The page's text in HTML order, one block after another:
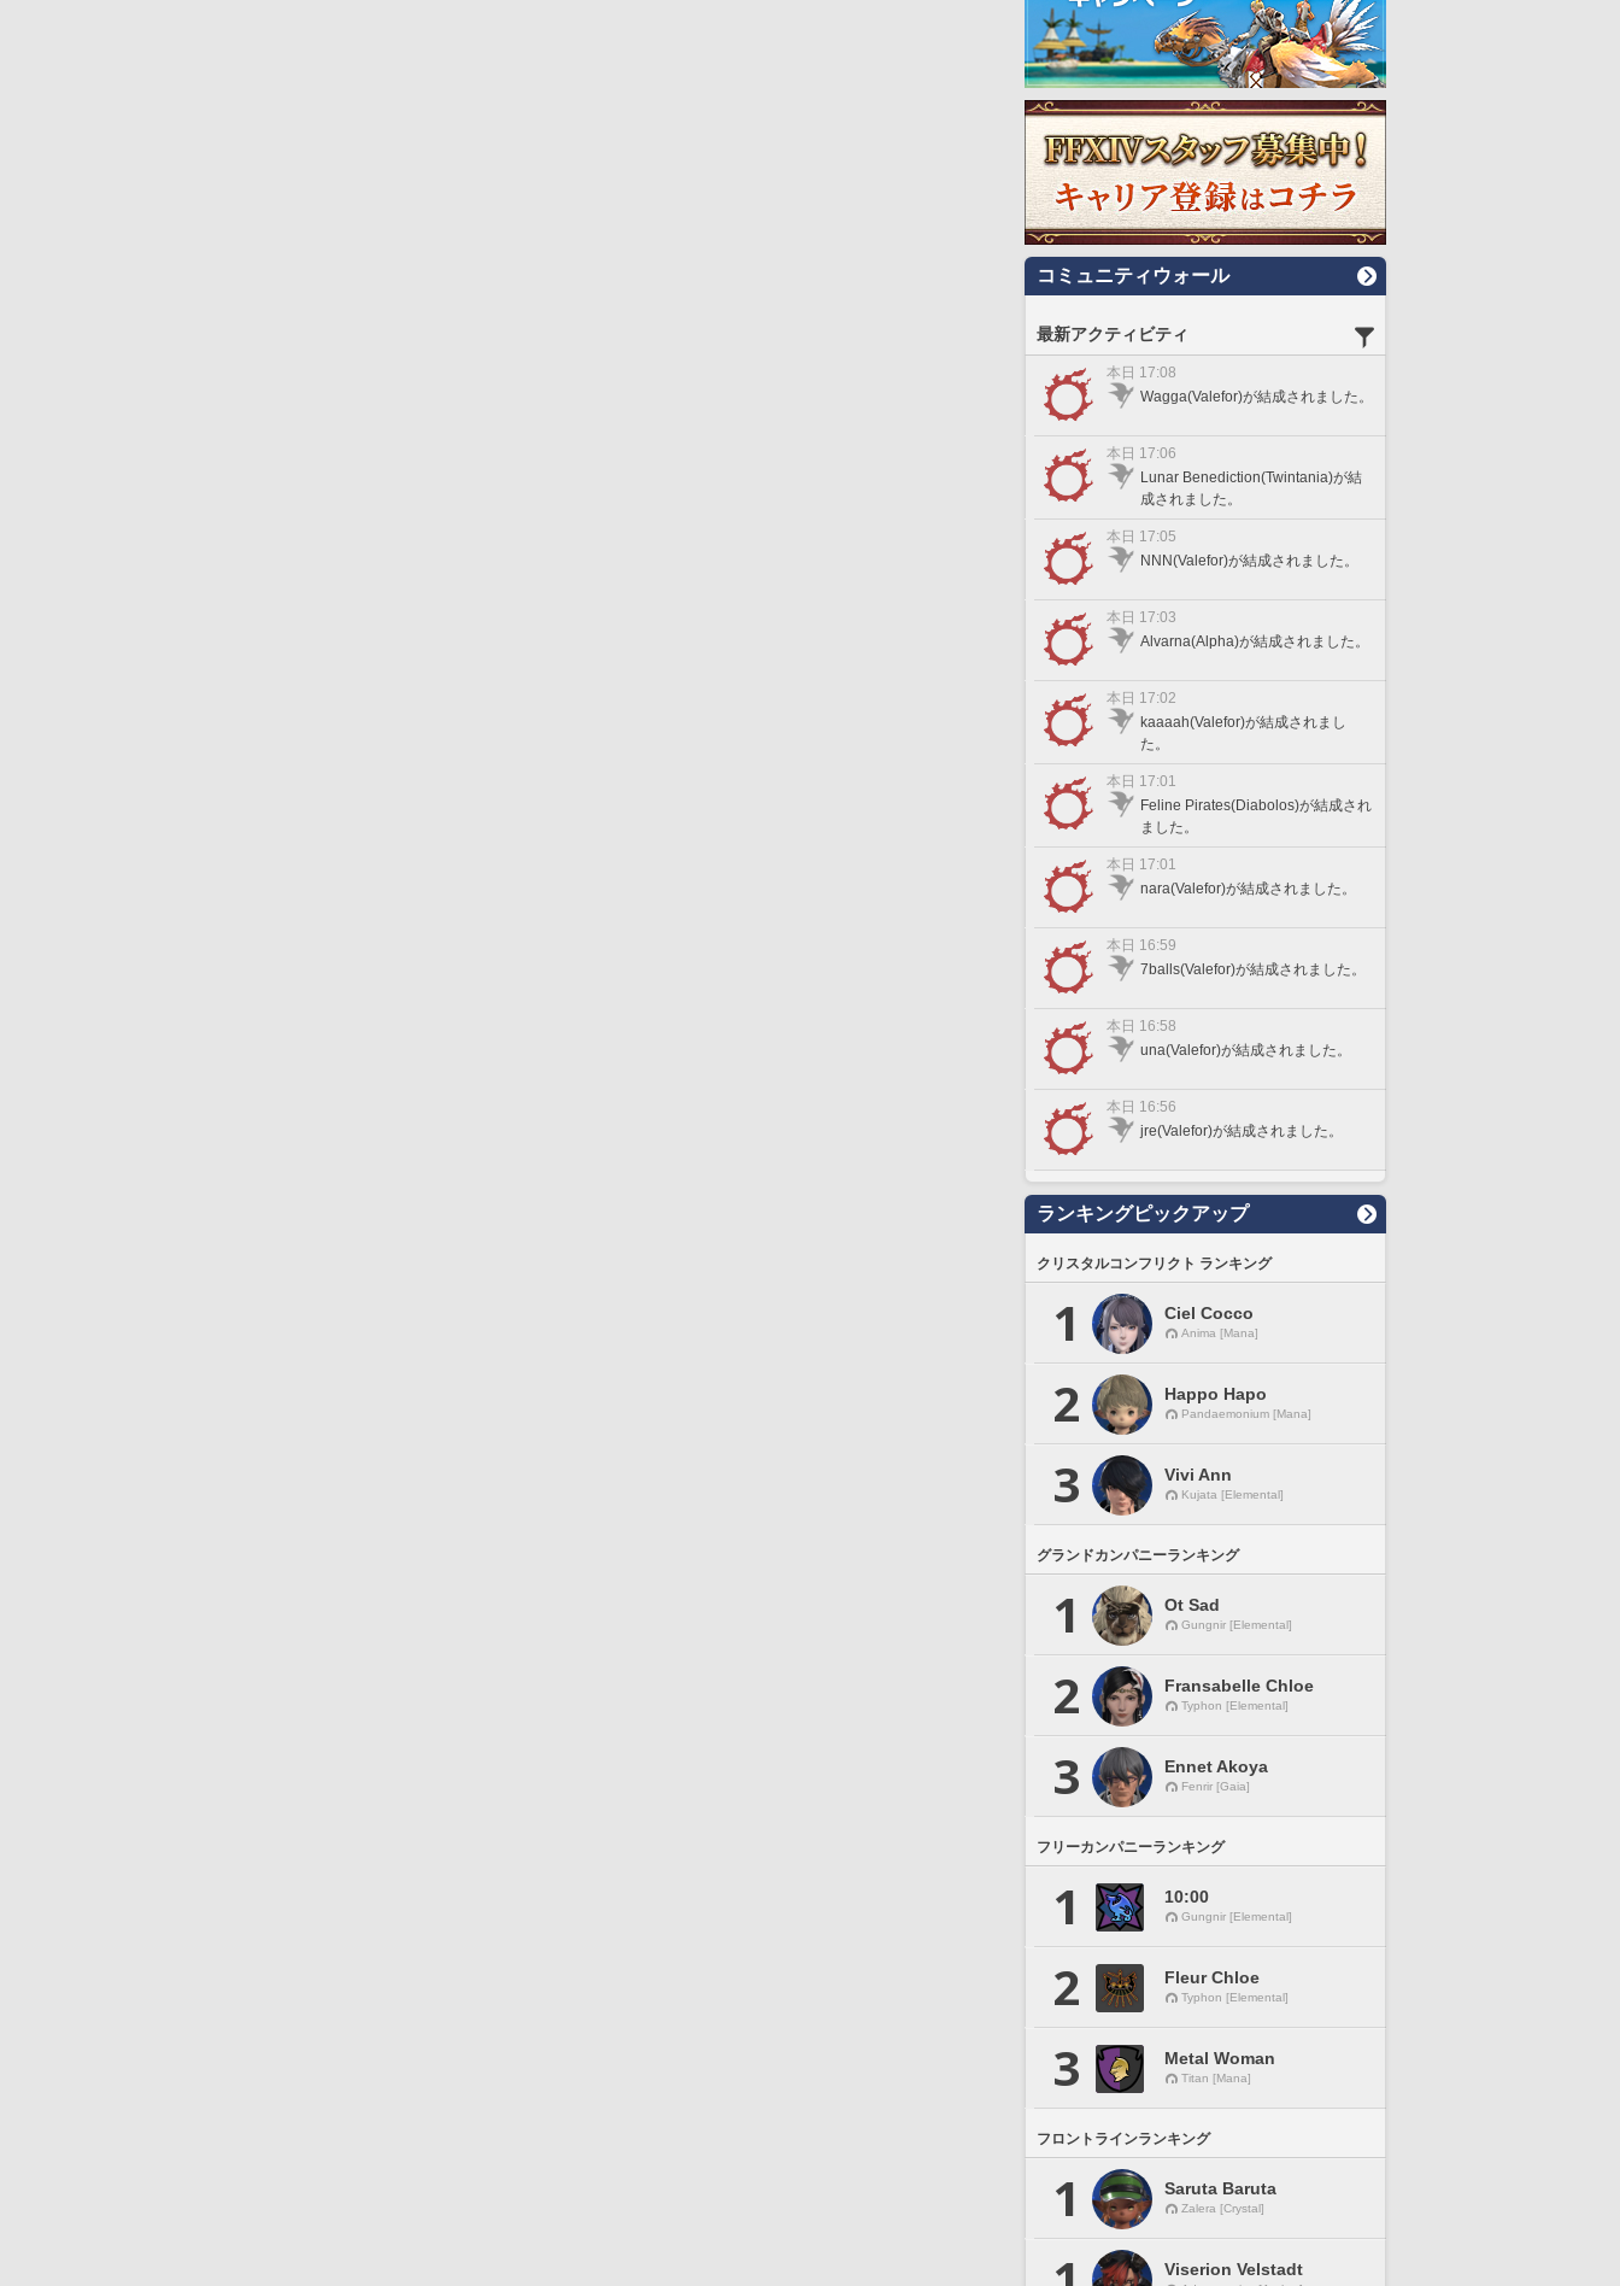
コミュニティウォール
最新アクティビティ
本日 17:08
Wagga(Valefor)が結成されました。
本日 17:06
Lunar Benediction(Twintania)が結
成されました。
本日 17:05
NNN(Valefor)が結成されました。
本日 17:03
Alvarna(Alpha)が結成されました。
本日 17:02
kaaaah(Valefor)が結成されまし
た。
本日 17:01
Feline Pirates(Diabolos)が結成され
ました。
本日 17:01
nara(Valefor)が結成されました。
本日 16:59
7balls(Valefor)が結成されました。
本日 16:58
una(Valefor)が結成されました。
本日 16:56
jre(Valefor)が結成されました。
ランキングピックアップ
クリスタルコンフリクト ランキング
1 Ciel Cocco
Anima [Mana]
2 Happo Hapo
Pandaemonium [Mana]
3 Vivi Ann
Kujata [Elemental]
グランドカンパニーランキング
1 Ot Sad
Gungnir [Elemental]
2 Fransabelle Chloe
Typhon [Elemental]
3 Ennet Akoya
Fenrir [Gaia]
フリーカンパニーランキング
1 10:00
Gungnir [Elemental]
2 Fleur Chloe
Typhon [Elemental]
3 Metal Woman
Titan [Mana]
フロントラインランキング
1 Saruta Baruta
Zalera [Crystal]
Viserion Velstadt